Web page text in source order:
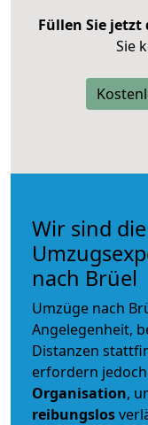
Füllen Sie jetzt
Sie
Wir sind
nach Brüel
Umzüge nach
Angelegenheit,
Distanzen
erfordern
Organisation,
reibungslos